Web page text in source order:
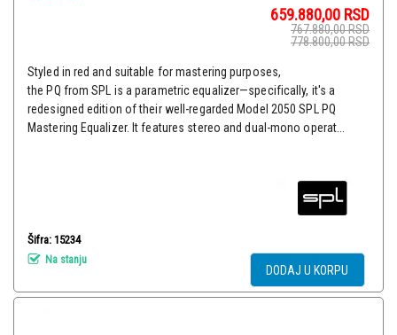
659.880,00 RSD
767.880,00RSD
778.800,00RSD
Styled in red and suitable for mastering purposes,
the PQ from SPL is a parametric equalizer—specifically, it's a
redesigned edition of their well-regarded Model 2050 SPL PQ
Mastering Equalizer. It features stereo and dual-mono operat...
Šifra: 15234
Na stanju
DODAJ U KORPU